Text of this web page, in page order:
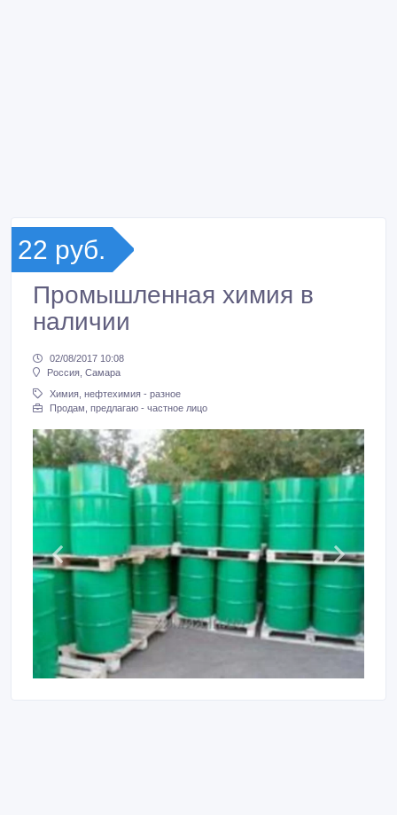
22 руб.
Промышленная химия в
наличии
02/08/2017 10:08
Россия, Самара
Химия, нефтехимия - разное
Продам, предлагаю - частное лицо